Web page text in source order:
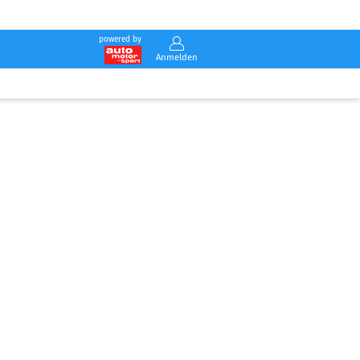
powered by
Anmelden